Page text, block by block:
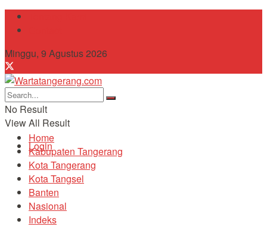
Minggu, 9 Agustus 2026
No Result
View All Result
Login
Home
Kabupaten Tangerang
Kota Tangerang
Kota Tangsel
Banten
Nasional
Indeks